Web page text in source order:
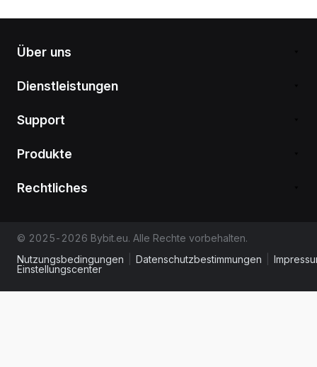
Über uns
Dienstleistungen
Support
Produkte
Rechtliches
© 2025-2026 Bybit.eu. Alle Rechte vorbehalten.
Nutzungsbedingungen
Datenschutzbestimmungen
Einstellungscenter